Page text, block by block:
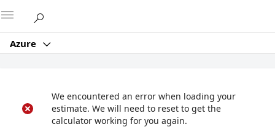
Azure
We encountered an error when loading your
estimate. We will need to reset to get the
calculator working for you again.